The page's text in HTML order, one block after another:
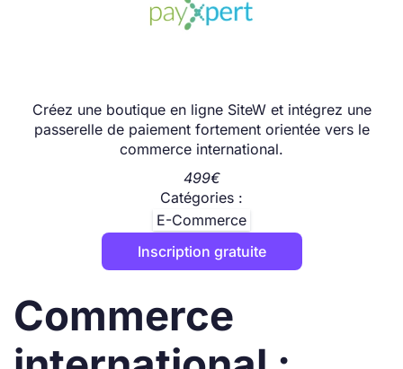
Créez une boutique en ligne SiteW et intégrez une
passerelle de paiement fortement orientée vers le
commerce international.
499€
Catégories :
E-Commerce
Inscription gratuite
Commerce